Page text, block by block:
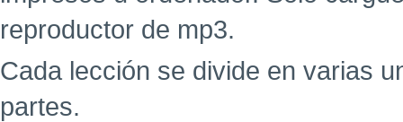
reproductor de mp3.
Cada lección se divide en varias
partes.